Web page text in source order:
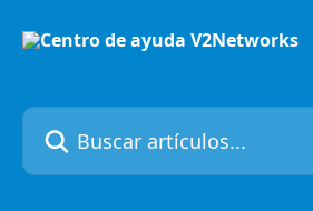
Buscar artículos...